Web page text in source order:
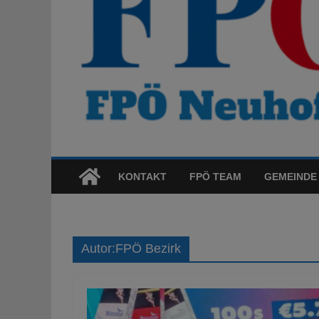
KONTAKT FPÖ TEAM GEMEINDE
Autor:FPÖ Bezirk